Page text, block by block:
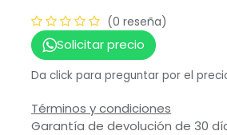
(0 reseña)
Solicitar precio
Da click para preguntar por el
Términos y condiciones
Garantía de devolución de 30